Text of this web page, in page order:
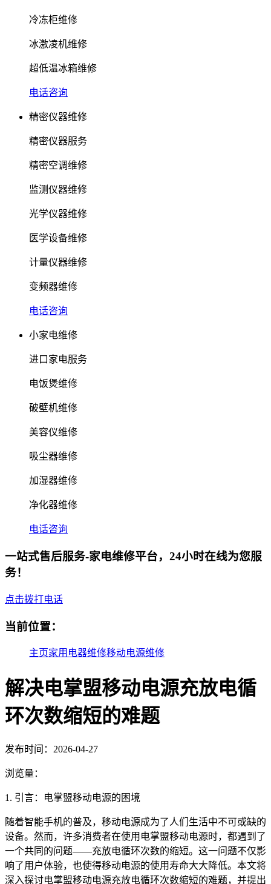
冷冻柜维修
冰激凌机维修
超低温冰箱维修
电话咨询
精密仪器维修
精密仪器服务
精密空调维修
监测仪器维修
光学仪器维修
医学设备维修
计量仪器维修
变频器维修
电话咨询
小家电维修
进口家电服务
电饭煲维修
破壁机维修
美容仪维修
吸尘器维修
加湿器维修
净化器维修
电话咨询
一站式售后服务-家电维修平台，24小时在线为您服
务！
点击拨打电话
当前位置：
主页家用电器维修移动电源维修
解决电掌盟移动电源充放电循
环次数缩短的难题
发布时间：2026-04-27
浏览量：
1. 引言：电掌盟移动电源的困境
随着智能手机的普及，移动电源成为了人们生活中不可或缺的
设备。然而，许多消费者在使用电掌盟移动电源时，都遇到了
一个共同的问题——充放电循环次数的缩短。这一问题不仅影
响了用户体验，也使得移动电源的使用寿命大大降低。本文将
深入探讨电掌盟移动电源充放电循环次数缩短的难题，并提出